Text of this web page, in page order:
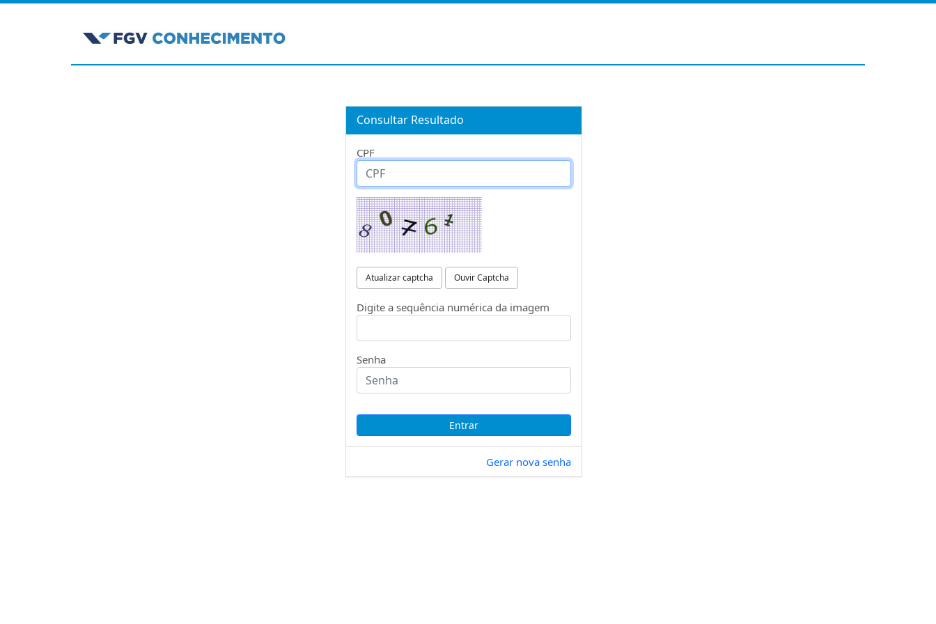
Consultar Resultado
CPF
Atualizar captcha Ouvir Captcha
Digite a sequência numérica da imagem
Senha
Gerar nova senha